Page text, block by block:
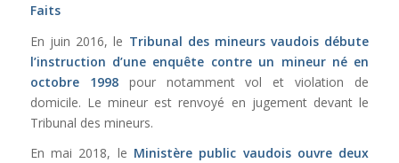
Faits
En juin 2016, le Tribunal des mineurs vaudois débute
l’instruction d’une enquête contre un mineur né en
octobre 1998 pour notamment vol et violation de
domicile. Le mineur est renvoyé en jugement devant le
Tribunal des mineurs.
En mai 2018, le Ministère public vaudois ouvre deux